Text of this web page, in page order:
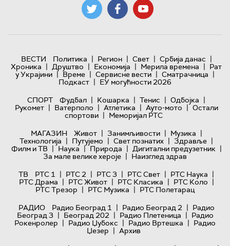
ВЕСТИ Политика | Регион | Свет | Србија данас |
Хроника | Друштво | Економија | Мерила времена | Рат
у Украјини | Време | Сервисне вести | Сматрачница |
Подкаст | ЕУ могућности 2026
СПОРТ
Фудбал | Кошарка | Тенис | Одбојка |
Рукомет | Ватерполо | Атлетика | Ауто-мото | Остали
спортови | Меморијал РТС
МАГАЗИН
Живот | Занимљивости | Музика |
Технологијa | Путујемо | Свет познатих | Здравље |
Филм и ТВ | Наука | Природа | Дигитални предузетник |
За мале велике хероје | Наизглед здрав
ТВ
РТС 1 | РТС 2 | РТС 3 | РТС Свет | РТС Наука |
РТС Драма | РТС Живот | РТС Класика | РТС Коло |
РТС Трезор | РТС Музика | РТС Полетарац
РАДИО
Радио Београд 1 | Радио Београд 2 | Радио
Београд 3 | Београд 202 | Радио Плетеница | Радио
Рокенролер | Радио Џубокс | Радио Вртешка | Радио
Џезер | Архив